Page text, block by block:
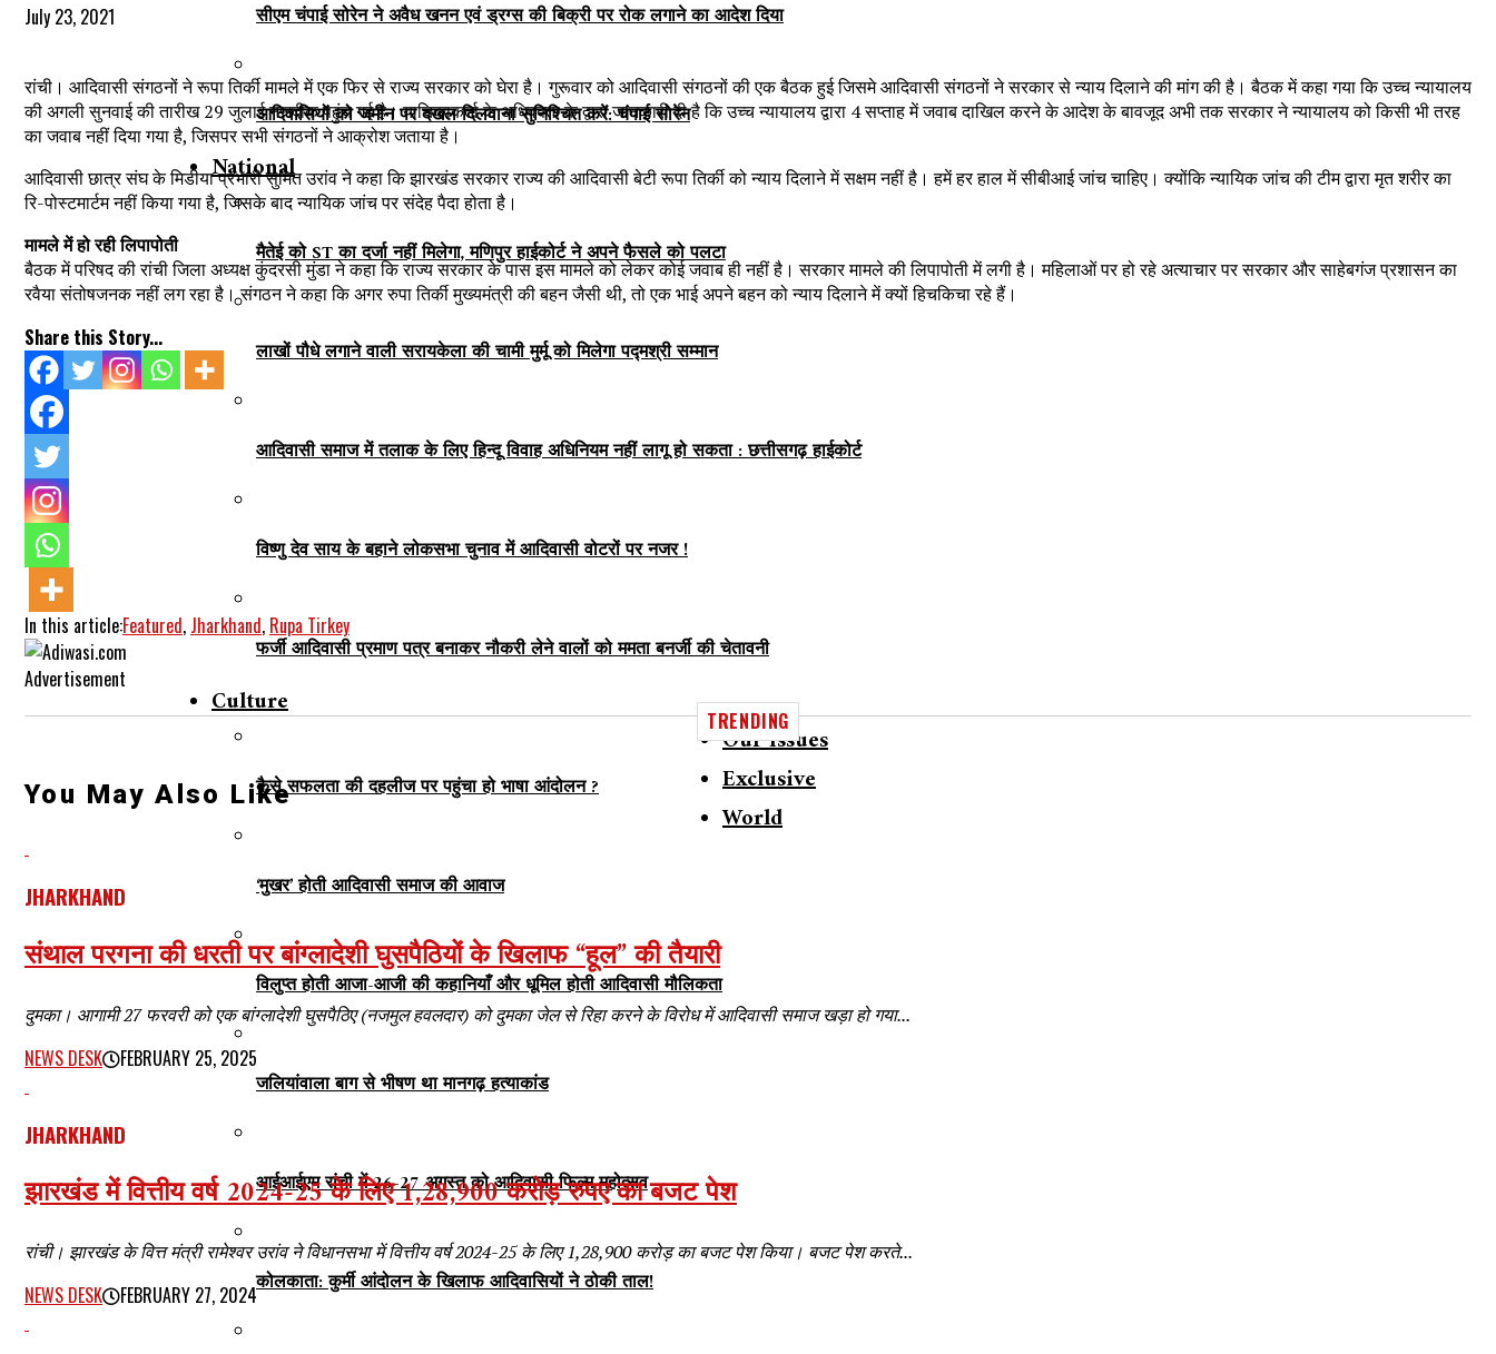
सीएम चंपाई सोरेन ने अवैध खनन एवं ड्रग्स की बिक्री पर रोक लगाने का आदेश दिया
आदिवासियों को जमीन पर दखल दिलवाना सुनिश्चित करें: चंपाई सोरेन
National
मैतेई को ST का दर्जा नहीं मिलेगा, मणिपुर हाईकोर्ट ने अपने फैसले को पलटा
लाखों पौधे लगाने वाली सरायकेला की चामी मुर्मू को मिलेगा पद्मश्री सम्मान
आदिवासी समाज में तलाक के लिए हिन्दू विवाह अधिनियम नहीं लागू हो सकता : छत्तीसगढ़ हाईकोर्ट
विष्णु देव साय के बहाने लोकसभा चुनाव में आदिवासी वोटरों पर नजर !
फर्जी आदिवासी प्रमाण पत्र बनाकर नौकरी लेने वालों को ममता बनर्जी की चेतावनी
Culture
कैसे सफलता की दहलीज पर पहुंचा हो भाषा आंदोलन ?
‘मुखर’ होती आदिवासी समाज की आवाज
विलुप्त होती आजा-आजी की कहानियाँ और धूमिल होती आदिवासी मौलिकता
जलियांवाला बाग से भीषण था मानगढ़ हत्याकांड
आईआईएम रांची में 26-27 अगस्त को आदिवासी फिल्म महोत्सव
Our Issues
कोलकाता: कुर्मी आंदोलन के खिलाफ आदिवासियों ने ठोकी ताल!
Exclusive
World
July 23, 2021
रांची। आदिवासी संगठनों ने रूपा तिर्की मामले में एक फिर से राज्य सरकार को घेरा है। गुरूवार को आदिवासी संगठनों की एक बैठक हुई जिसमे आदिवासी संगठनों ने सरकार से न्याय दिलाने की मांग की है। बैठक में कहा गया कि उच्च न्यायालय
की अगली सुनवाई की तारीख 29 जुलाई नजदीक पहुंच गई है। याचिकाकर्ता के अधिवक्ता के द्वारा जानकारी दी है कि उच्च न्यायालय द्वारा 4 सप्ताह में जवाब दाखिल करने के आदेश के बावजूद अभी तक सरकार ने न्यायालय को किसी भी तरह
का जवाब नहीं दिया गया है, जिसपर सभी संगठनों ने आक्रोश जताया है।
आदिवासी छात्र संघ के मिडीया प्रभारी सुमित उरांव ने कहा कि झारखंड सरकार राज्य की आदिवासी बेटी रूपा तिर्की को न्याय दिलाने में सक्षम नहीं है। हमें हर हाल में सीबीआई जांच चाहिए। क्योंकि न्यायिक जांच की टीम द्वारा मृत शरीर का
रि-पोस्टमार्टम नहीं किया गया है, जिसके बाद न्यायिक जांच पर संदेह पैदा होता है।
मामले में हो रही लिपापोती
बैठक में परिषद की रांची जिला अध्यक्ष कुंदरसी मुंडा ने कहा कि राज्य सरकार के पास इस मामले को लेकर कोई जवाब ही नहीं है। सरकार मामले की लिपापोती में लगी है। महिलाओं पर हो रहे अत्याचार पर सरकार और साहेबगंज प्रशासन का
रवैया संतोषजनक नहीं लग रहा है। संगठन ने कहा कि अगर रुपा तिर्की मुख्यमंत्री की बहन जैसी थी, तो एक भाई अपने बहन को न्याय दिलाने में क्यों हिचकिचा रहे हैं।
Share this Story...
In this article:Featured, Jharkhand, Rupa Tirkey
Advertisement
TRENDING
You May Also Like
JHARKHAND
संथाल परगना की धरती पर बांग्लादेशी घुसपैठियों के खिलाफ “हूल” की तैयारी
दुमका। आगामी 27 फरवरी को एक बांग्लादेशी घुसपैठिए (नजमुल हवलदार) को दुमका जेल से रिहा करने के विरोध में आदिवासी समाज खड़ा हो गया...
NEWS DESK FEBRUARY 25, 2025
JHARKHAND
झारखंड में वित्तीय वर्ष 2024-25 के लिए 1,28,900 करोड़ रुपए का बजट पेश
रांची। झारखंड के वित्त मंत्री रामेश्वर उरांव ने विधानसभा में वित्तीय वर्ष 2024-25 के लिए 1,28,900 करोड़ का बजट पेश किया। बजट पेश करते...
NEWS DESK FEBRUARY 27, 2024